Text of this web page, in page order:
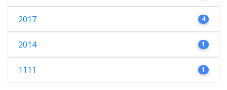
2017 4
2014 1
1111 1